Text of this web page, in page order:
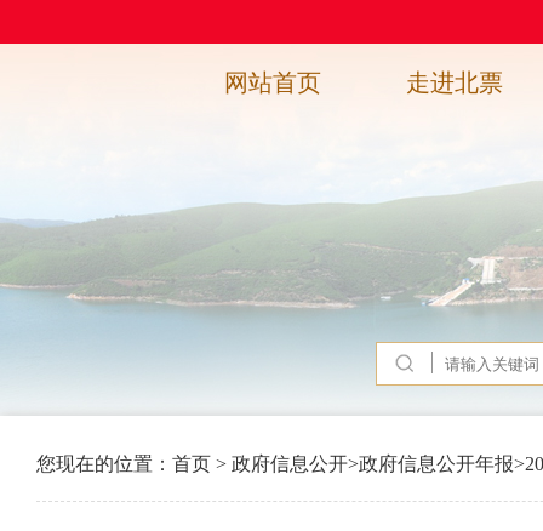
网站首页 走进北票
您现在的位置： 首页 > 政府信息公开>政府信息公开年报>